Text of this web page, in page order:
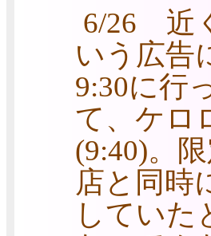
6/26 近
いう広告
9:30に行
て、ケロ
(9:40)。
店と同時
していた